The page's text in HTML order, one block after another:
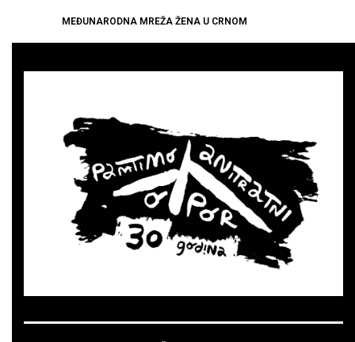
MEĐUNARODNA MREŽA ŽENA U CRNOM